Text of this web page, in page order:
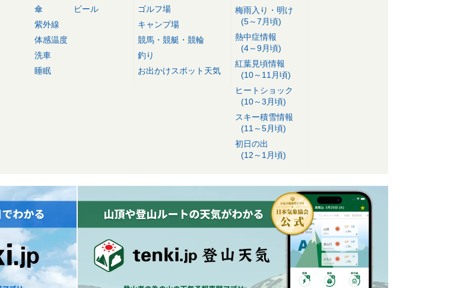
傘
紫外線
体感温度
洗車
睡眠
ビール
ゴルフ場
キャンプ場
競馬・競艇・競輪
釣り
お出かけスポット天気
梅雨入り・明け
(5～7月頃)
熱中症情報
(4～9月頃)
紅葉見頃情報
(10～11月頃)
ヒートショック
(10～3月頃)
スキー積雪情報
(11～5月頃)
初日の出
(12～1月頃)